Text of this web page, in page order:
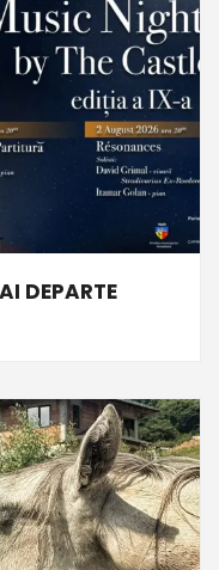
DEPARTE